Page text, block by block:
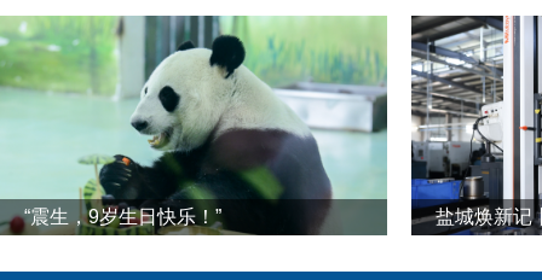
“震生，9岁生日快乐！”